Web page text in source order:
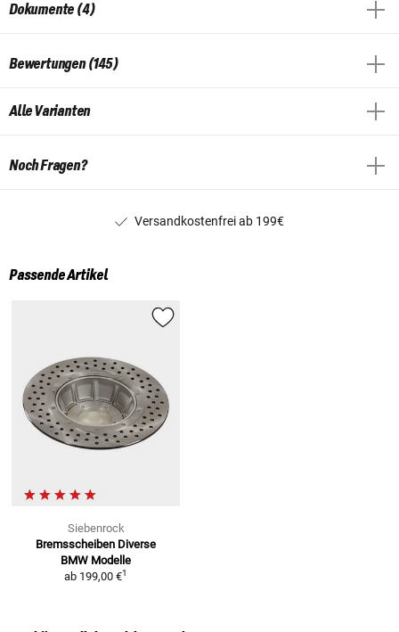
Dokumente (4)
Bewertungen (145)
Alle Varianten
Noch Fragen?
Versandkostenfrei ab 199€
Passende Artikel
Siebenrock
Bremsscheiben Diverse
BMW Modelle
ab 199,00 €1